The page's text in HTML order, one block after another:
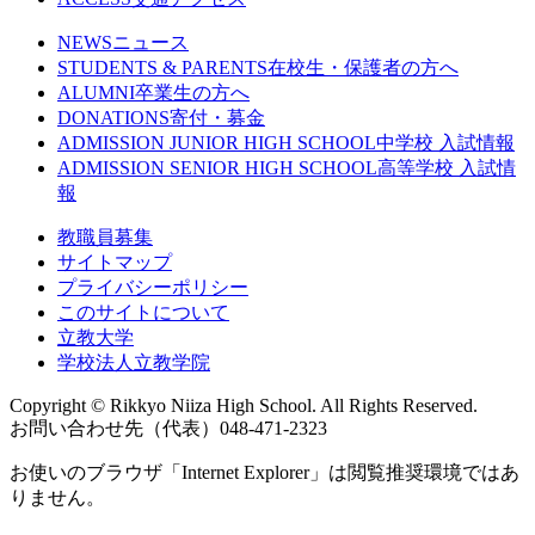
NEWSニュース
STUDENTS & PARENTS在校生・保護者の方へ
ALUMNI卒業生の方へ
DONATIONS寄付・募金
ADMISSION JUNIOR HIGH SCHOOL中学校 入試情報
ADMISSION SENIOR HIGH SCHOOL高等学校 入試情
報
教職員募集
サイトマップ
プライバシーポリシー
このサイトについて
立教大学
学校法人立教学院
Copyright © Rikkyo Niiza High School. All Rights Reserved.
お問い合わせ先（代表）048-471-2323
お使いのブラウザ「Internet Explorer」は閲覧推奨環境ではあ
りません。